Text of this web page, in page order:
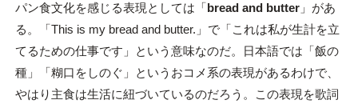
パン食文化を感じる表現としては「 bread and butter」があ
る。「This is my bread and butter.」で「これは私が生計を立
てるための仕事です」という意味なのだ。日本語では「飯の
種」「糊口をしのぐ」というおコメ系の表現があるわけで、
やはり主食は生活に紐づいているのだろう。この表現を歌詞